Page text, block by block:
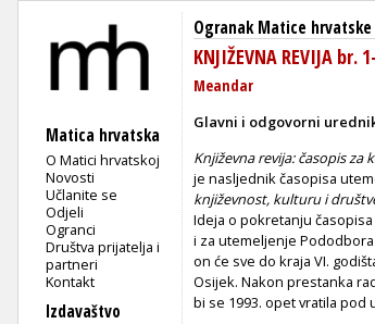
Matica hrvatska
O Matici hrvatskoj
Novosti
Učlanite se
Odjeli
Ogranci
Društva prijatelja i
partneri
Kontakt
Izdavaštvo
Ogranak Matice
KNJIŽEVNA REVIJA br.
Meandar
Glavni i odgovorni
Književna revija: časopis za
je nasljednik časopisa
književnost, kulturu i
Ideja o pokretanju
i za utemeljenje
on će sve do kraja VI.
Osijek. Nakon prestanka
bi se 1993. opet vratila pod